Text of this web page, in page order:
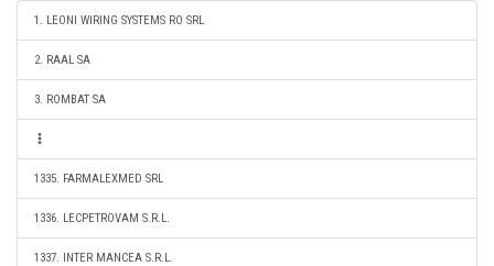
1. LEONI WIRING SYSTEMS RO SRL
2. RAAL SA
3. ROMBAT SA
1335. FARMALEXMED SRL
1336. LECPETROVAM S.R.L.
1337. INTER MANCEA S.R.L.